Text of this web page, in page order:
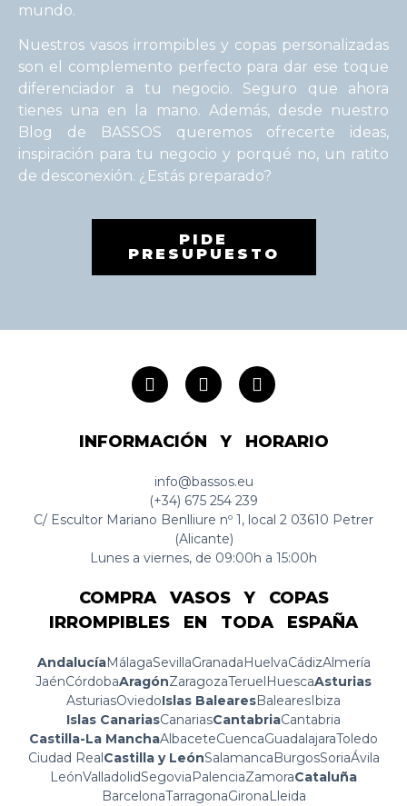
mundo.
Nuestros vasos irrompibles y copas personalizadas
son el complemento perfecto para dar ese toque
diferenciador a tu negocio. Seguro que ahora
tienes una en la mano. Además, desde nuestro
Blog de BASSOS queremos ofrecerte ideas,
inspiración para tu negocio y porqué no, un ratito
de desconexión. ¿Estás preparado?
PIDE
PRESUPUESTO
INFORMACIÓN Y HORARIO
info@bassos.eu
(+34) 675 254 239
C/ Escultor Mariano Benlliure nº 1, local 2 03610 Petrer
(Alicante)
Lunes a viernes, de 09:00h a 15:00h
COMPRA VASOS Y COPAS
IRROMPIBLES EN TODA ESPAÑA
AndalucíaMálagaSevillaGranadaHuelvaCádizAlmería
JaénCórdobaAragónZaragozaTeruelHuescaAsturias
AsturiasOviedoIslas BalearesBalearesIbiza
Islas CanariasCanariasCantabriaCantabria
Castilla-La ManchaAlbaceteCuencaGuadalajaraToledo
Ciudad RealCastilla y LeónSalamancaBurgosSoriaÁvila
LeónValladolidSegoviaPalenciaZamoraCataluña
BarcelonaTarragonaGironaLleida